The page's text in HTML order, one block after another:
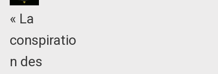
« La
conspiratio
n des